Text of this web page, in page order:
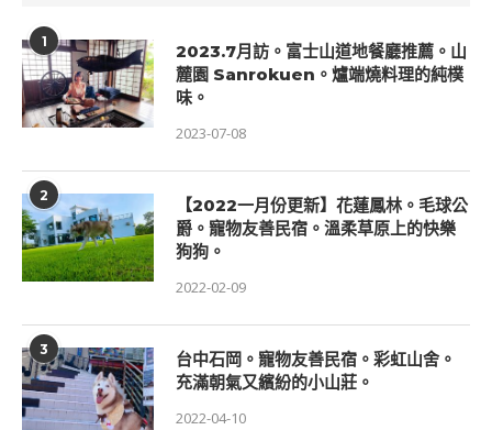
1
2023.7月訪。富士山道地餐廳推薦。山
麓園 Sanrokuen。爐端燒料理的純樸
味。
2023-07-08
2
【2022一月份更新】花蓮鳳林。毛球公
爵。寵物友善民宿。溫柔草原上的快樂
狗狗。
2022-02-09
3
台中石岡。寵物友善民宿。彩虹山舍。
充滿朝氣又繽紛的小山莊。
2022-04-10